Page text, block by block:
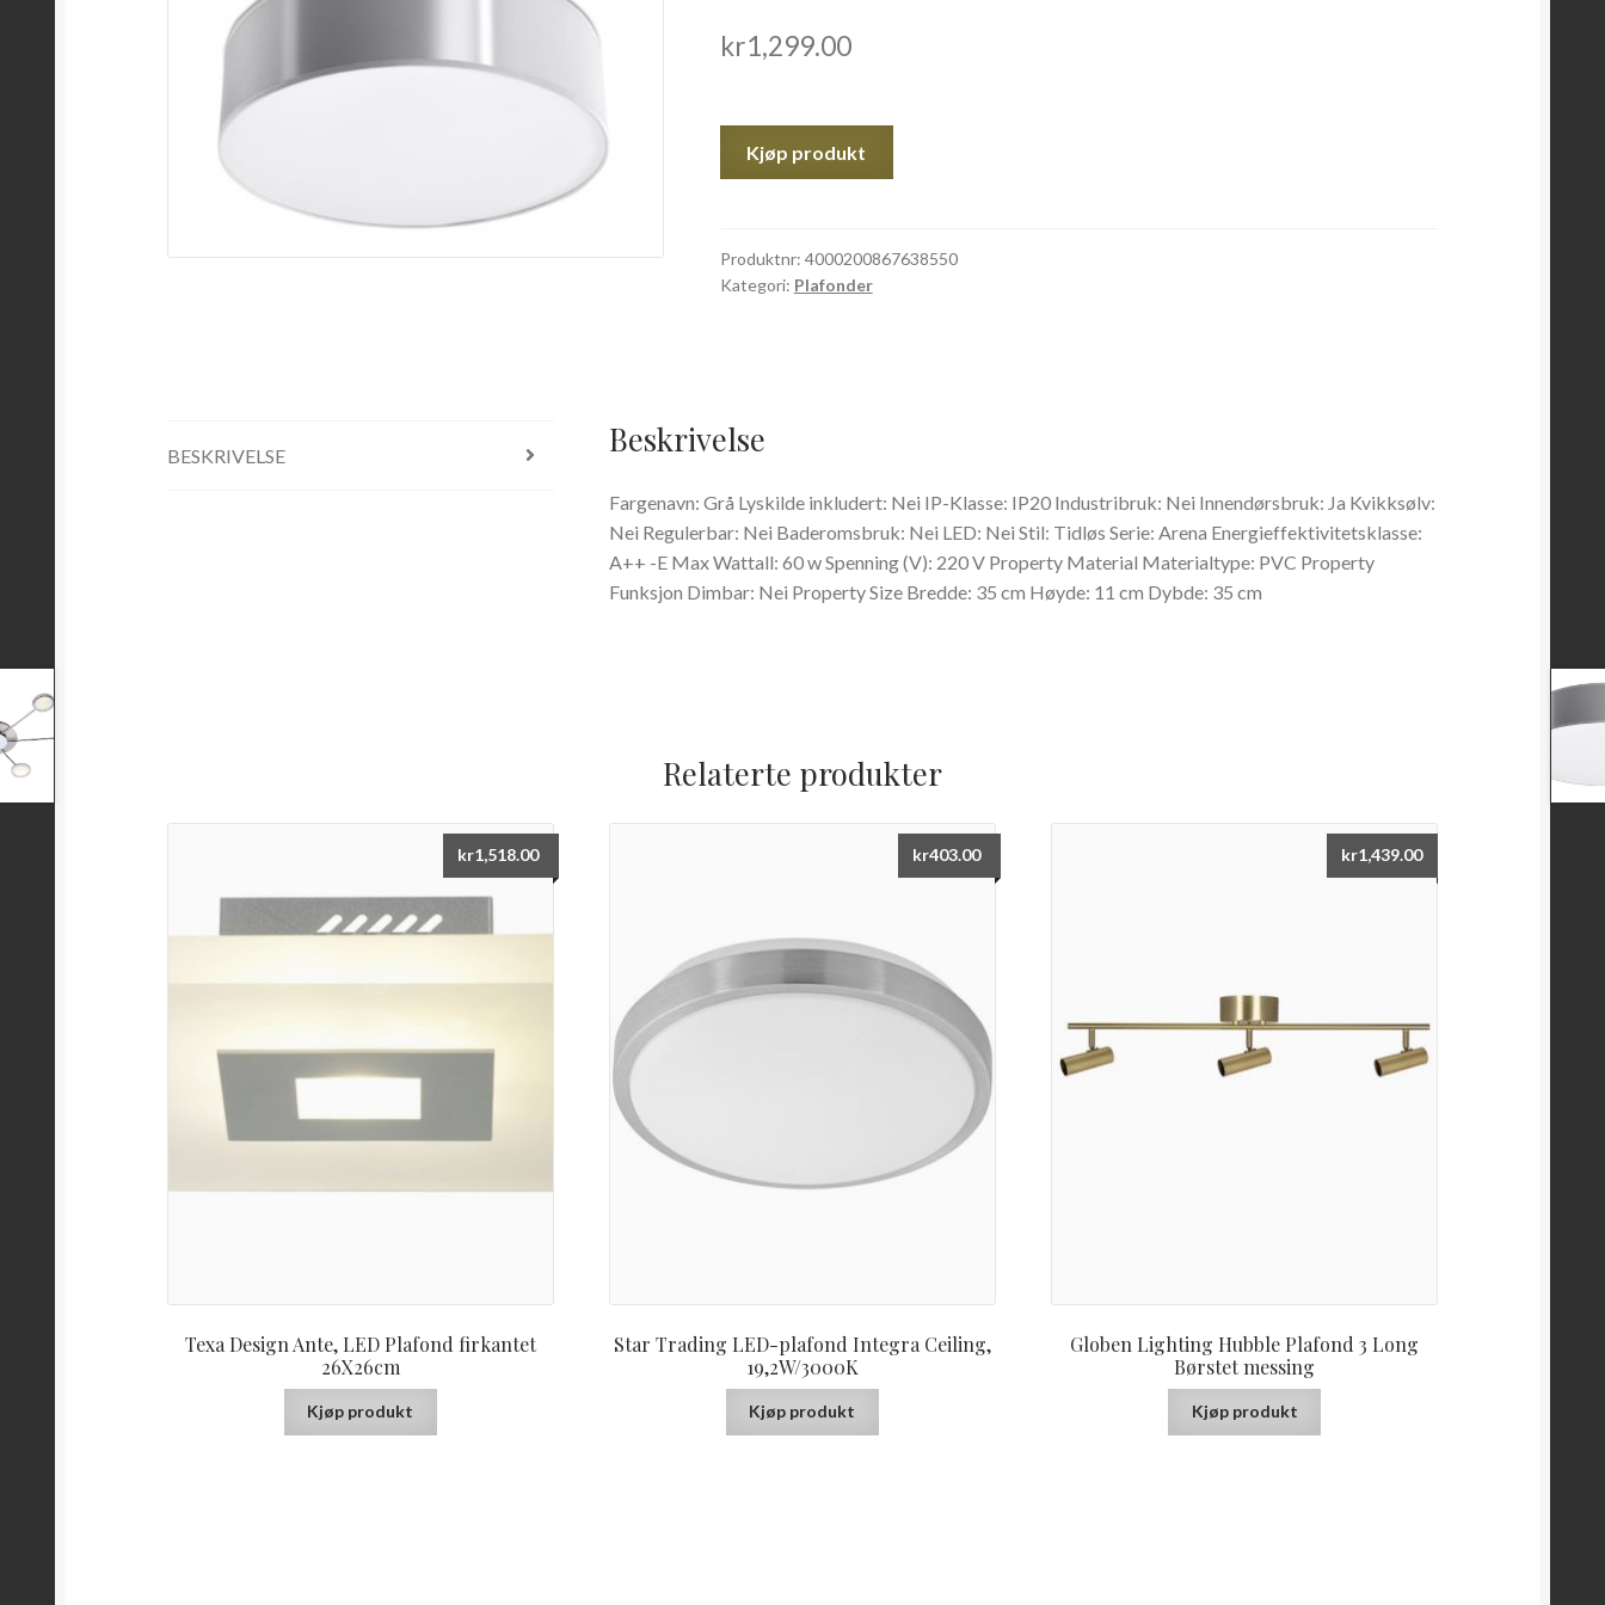
kr1,299.00
Kjøp produkt
Produktnr: 4000200867638550
Kategori: Plafonder
BESKRIVELSE Beskrivelse
Fargenavn: Grå Lyskilde inkludert: Nei IP-Klasse: IP20 Industribruk: Nei Innendørsbruk: Ja Kvikksølv:
Nei Regulerbar: Nei Baderomsbruk: Nei LED: Nei Stil: Tidløs Serie: Arena Energieffektivitetsklasse:
A++ -E Max Wattall: 60 w Spenning (V): 220 V Property Material Materialtype: PVC Property
Funksjon Dimbar: Nei Property Size Bredde: 35 cm Høyde: 11 cm Dybde: 35 cm
Relaterte produkter
Texa Design Ante, LED Plafond firkantet
26X26cm
kr1,518.00
Kjøp produkt
Star Trading LED-plafond Integra Ceiling,
19,2W/3000K
kr403.00
Kjøp produkt
Globen Lighting Hubble Plafond 3 Long
Børstet messing
kr1,439.00
Kjøp produkt